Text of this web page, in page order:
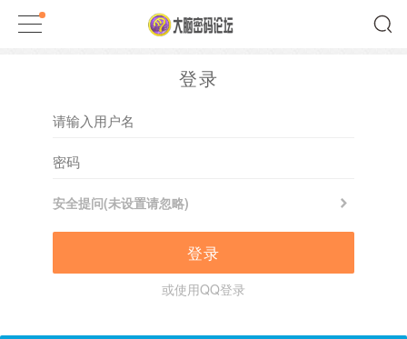
登录
安全提问(未设置请忽略)
登录
或使用QQ登录